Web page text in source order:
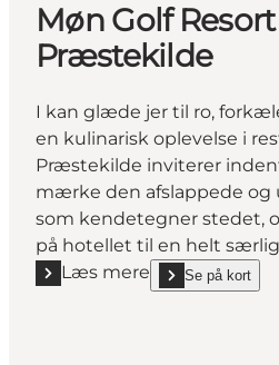
Møn Golf
Præstekilde
I kan glæde jer til ro,
en kulinarisk oplevelse i
Præstekilde inviterer
mærke den afslappede og
som kendetegner stedet,
på hotellet til en helt
Læs mere
Læs mere "Møn GolfSe på kort
show Møn Golf